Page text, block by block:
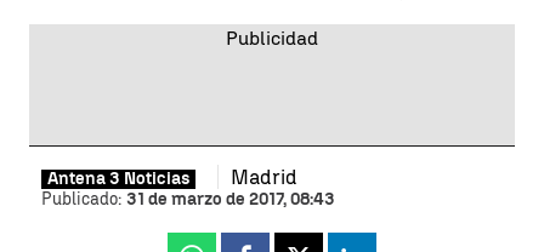
Antena 3 Noticias Madrid
Publicado: 31 de marzo de 2017, 08:43